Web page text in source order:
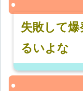
失敗して
るいよな